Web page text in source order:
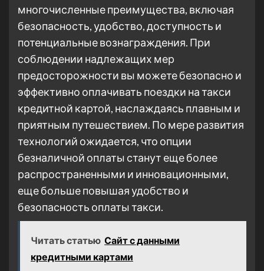
многочисленные преимущества, включая
безопасность, удобство, доступность и
потенциальные вознаграждения. При
соблюдении надлежащих мер
предосторожности вы можете безопасно и
эффективно оплачивать поездки на такси
кредитной картой, наслаждаясь плавным и
приятным путешествием. По мере развития
технологий ожидается, что опции
безналичной оплаты станут еще более
распространенными и инновационными,
еще больше повышая удобство и
безопасность оплаты такси.
Читать статью Сайт с данными
кредитными картами